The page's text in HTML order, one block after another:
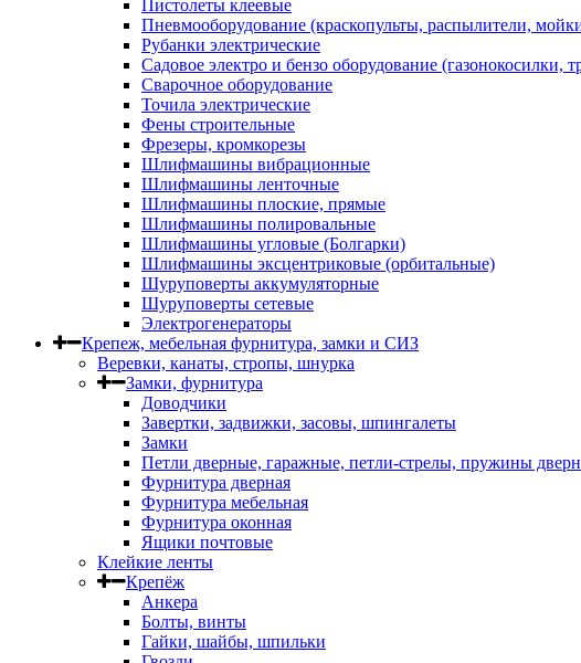
Пистолеты клеевые
Пневмооборудование (краскопульты, распылители,
Рубанки электрические
Садовое электро и бензо оборудование (газонокосилки,
Сварочное оборудование
Точила электрические
Фены строительные
Фрезеры, кромкорезы
Шлифмашины вибрационные
Шлифмашины ленточные
Шлифмашины плоские, прямые
Шлифмашины полировальные
Шлифмашины угловые (Болгарки)
Шлифмашины эксцентриковые (орбитальные)
Шуруповерты аккумуляторные
Шуруповерты сетевые
Электрогенераторы
Крепеж, мебельная фурнитура, замки и СИЗ
Веревки, канаты, стропы, шнурка
Замки, фурнитура
Доводчики
Завертки, задвижки, засовы, шпингалеты
Замки
Петли дверные, гаражные, петли-стрелы, пружины
Фурнитура дверная
Фурнитура мебельная
Фурнитура оконная
Ящики почтовые
Клейкие ленты
Крепёж
Анкера
Болты, винты
Гайки, шайбы, шпильки